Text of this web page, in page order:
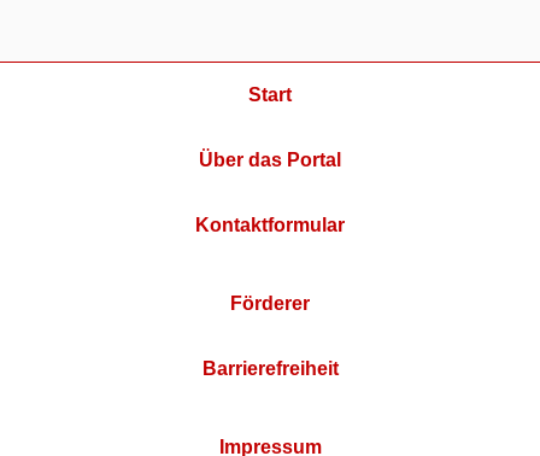
Start
Über das Portal
Kontaktformular
Förderer
Barrierefreiheit
Impressum